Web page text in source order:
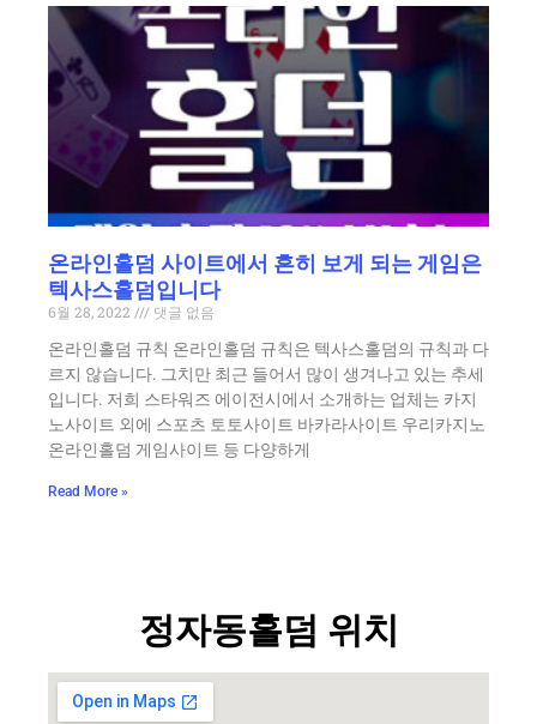
온라인홀덤 사이트에서 흔히 보게 되는 게임은
텍사스홀덤입니다
6월 28, 2022
댓글 없음
온라인홀덤 규칙 온라인홀덤 규칙은 텍사스홀덤의 규칙과 다
르지 않습니다. 그치만 최근 들어서 많이 생겨나고 있는 추세
입니다. 저희 스타워즈 에이전시에서 소개하는 업체는 카지
노사이트 외에 스포츠 토토사이트 바카라사이트 우리카지노
온라인홀덤 게임사이트 등 다양하게
Read More »
정자동홀덤 위치